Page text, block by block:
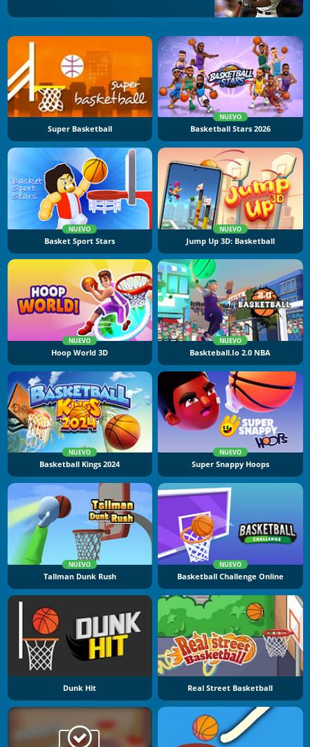
Super Basketball
NUEVO
Basketball Stars 2026
NUEVO
Basket Sport Stars
NUEVO
Jump Up 3D: Basketball
NUEVO
Hoop World 3D
NUEVO
Baskteball.io 2.0 NBA
NUEVO
Basketball Kings 2024
NUEVO
Super Snappy Hoops
NUEVO
Tallman Dunk Rush
NUEVO
Basketball Challenge Online
Dunk Hit Real Street Basketball